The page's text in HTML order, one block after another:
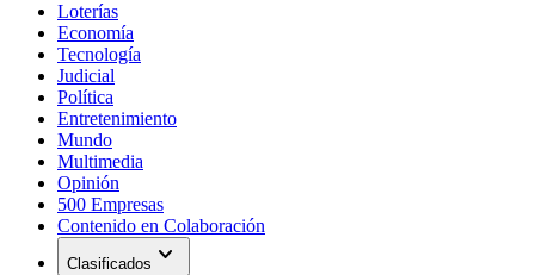
Loterías
Economía
Tecnología
Judicial
Política
Entretenimiento
Mundo
Multimedia
Opinión
500 Empresas
Contenido en Colaboración
Clasificados expand_more